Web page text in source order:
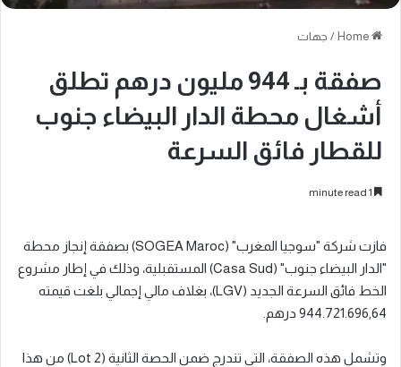
/ جهات
صفقة بـ 944 مليون درهم تطلق
أشغال محطة الدار البيضاء جنوب
للقطار فائق السرعة
فازت شركة "سوجيا المغرب" (SOGEA Maroc) بصفقة إنجاز محطة
"الدار البيضاء جنوب" (Casa Sud) المستقبلية، وذلك في إطار مشروع
الخط فائق السرعة الجديد (LGV)، بغلاف مالي إجمالي بلغت قيمته
944.721.696,64 درهم.
وتشمل هذه الصفقة، التي تندرج ضمن الحصة الثانية (Lot 2) من هذا